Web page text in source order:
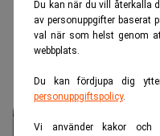
Du kan när du vill återkalla
av personuppgifter baserat
val när som helst genom
webbplats.
Du kan fördjupa dig
personuppgiftspolicy.
Vi använder kakor och